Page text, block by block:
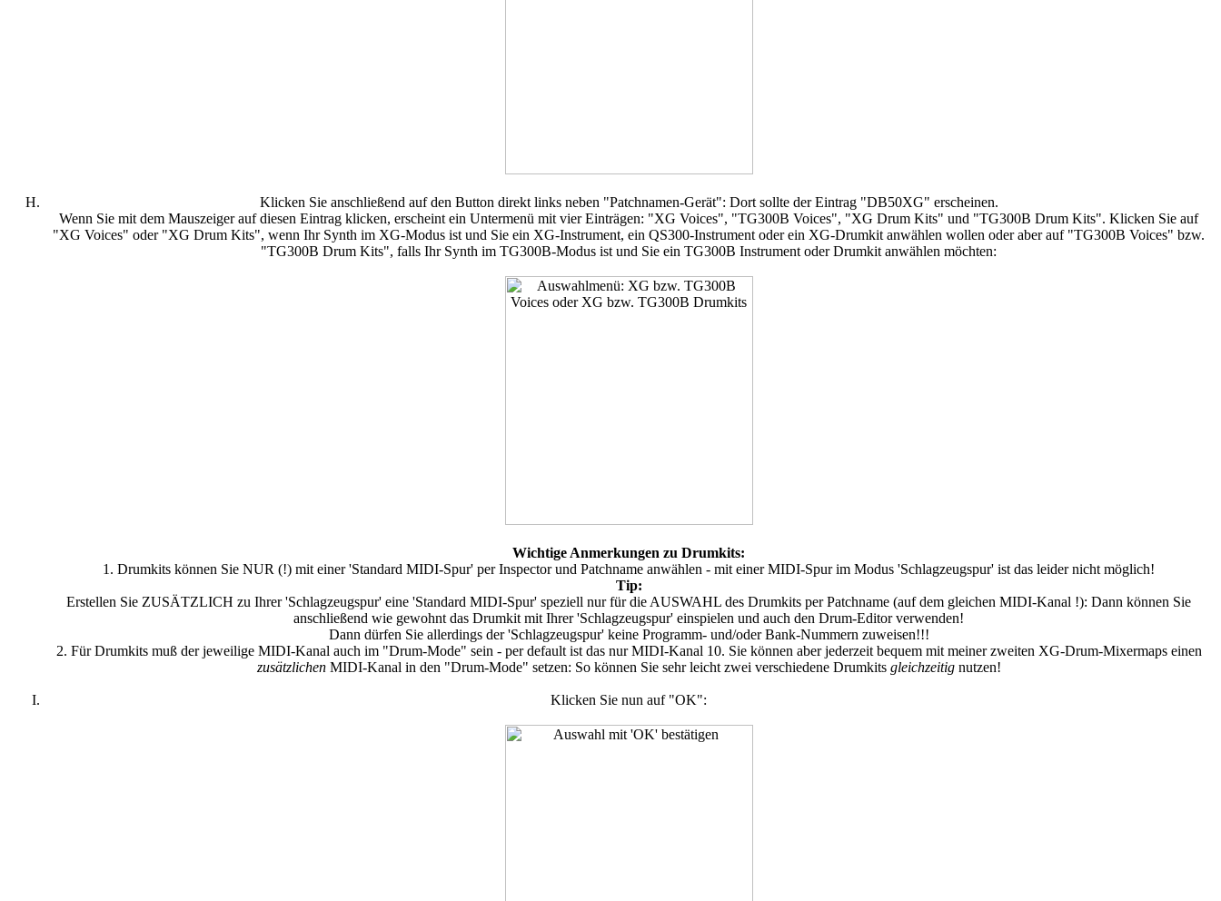
Klicken Sie anschließend auf den Button direkt links neben "Patchnamen-Gerät": Dort sollte der Eintrag "DB50XG" erscheinen.
Wenn Sie mit dem Mauszeiger auf diesen Eintrag klicken, erscheint ein Untermenü mit vier Einträgen: "XG Voices", "TG300B Voices", "XG Drum Kits" und "TG300B Drum Kits". Klicken Sie auf
"XG Voices" oder "XG Drum Kits", wenn Ihr Synth im XG-Modus ist und Sie ein XG-Instrument, ein QS300-Instrument oder ein XG-Drumkit anwählen wollen oder aber auf "TG300B Voices" bzw.
"TG300B Drum Kits", falls Ihr Synth im TG300B-Modus ist und Sie ein TG300B Instrument oder Drumkit anwählen möchten:
Wichtige Anmerkungen zu Drumkits:
1. Drumkits können Sie NUR (!) mit einer 'Standard MIDI-Spur' per Inspector und Patchname anwählen - mit einer MIDI-Spur im Modus 'Schlagzeugspur' ist das leider nicht möglich!
Tip:
Erstellen Sie ZUSÄTZLICH zu Ihrer 'Schlagzeugspur' eine 'Standard MIDI-Spur' speziell nur für die AUSWAHL des Drumkits per Patchname (auf dem gleichen MIDI-Kanal !): Dann können Sie
anschließend wie gewohnt das Drumkit mit Ihrer 'Schlagzeugspur' einspielen und auch den Drum-Editor verwenden!
Dann dürfen Sie allerdings der 'Schlagzeugspur' keine Programm- und/oder Bank-Nummern zuweisen!!!
2. Für Drumkits muß der jeweilige MIDI-Kanal auch im "Drum-Mode" sein - per default ist das nur MIDI-Kanal 10. Sie können aber jederzeit bequem mit meiner zweiten XG-Drum-Mixermaps einen
zusätzlichenMIDI-Kanal in den "Drum-Mode" setzen: So können Sie sehr leicht zwei verschiedene Drumkits gleichzeitignutzen!
Klicken Sie nun auf "OK":